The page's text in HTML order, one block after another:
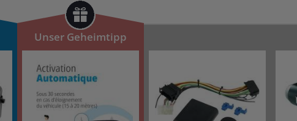
Unser Geheimtipp